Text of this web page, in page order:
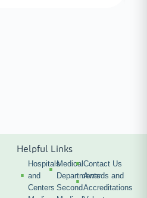
Helpful Links
Hospitals
and
Centers
Medical
Departments
Second
Contact Us
Awards and
Accreditations